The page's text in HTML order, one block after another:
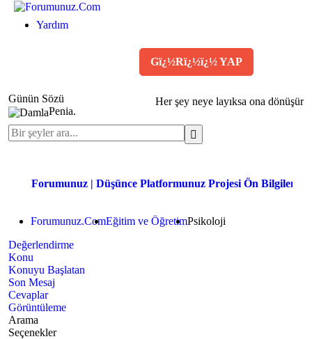
Yardım
Gï¿½Rï¿½ï¿½ YAP
Günün Sözü
Penia.
Her şey neye layıksa ona dönüşür. -
Forumunuz | Düşünce Platformunuz Projesi Ön Bilgilendirme
Forumunuz.ComEğitim ve ÖğretimPsikoloji
Değerlendirme
Konu
Konuyu Başlatan
Son Mesaj
Cevaplar
Görüntüleme
Arama
Seçenekler